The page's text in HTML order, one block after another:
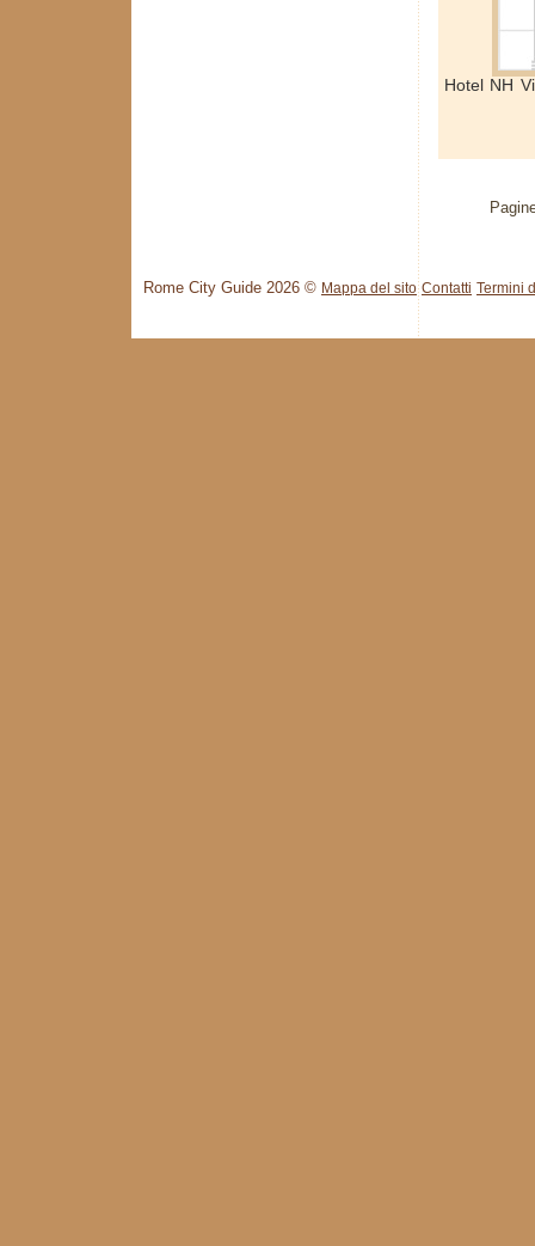
Hotel NH
Rome City Guide 2026 © Mappa del sito Contatti Termini